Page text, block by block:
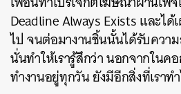
Deadline Always Exists และไ
ไป จนต่อมางานชิ้นนั้นได้รับควา
นั่นทำให้เรารู้สึกว่า นอกจากในค
ทำงานอยู่ทุกวัน ยังมีอีกสิ่งที่เราท